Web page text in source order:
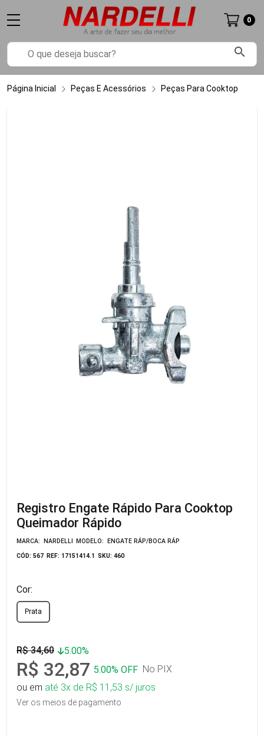
search
0
Página Inicial Peças E Acessórios Peças Para Cooktop
Registro Engate Rápido Para Cooktop
Queimador Rápido
MARCA: NARDELLI MODELO: ENGATE RÁP/BOCA RÁP
CÓD: 567 REF: 17151414.1 SKU: 460
Cor:
Prata
R$ 34,60 5.00%
R$ 32,87 5.00% OFF No PIX
ou em até 3x de R$ 11,53 s/ juros
Ver os meios de pagamento